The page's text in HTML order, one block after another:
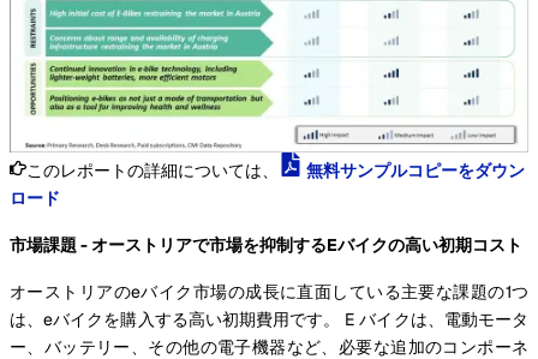
このレポートの詳細については、
無料サンプルコピーをダウン
ロード
市場課題 - オーストリアで市場を抑制するEバイクの高い初期コスト
オーストリアのeバイク市場の成長に直面している主要な課題の1つ
は、eバイクを購入する高い初期費用です。 E バイクは、電動モータ
ー、バッテリー、その他の電子機器など、必要な追加のコンポーネ